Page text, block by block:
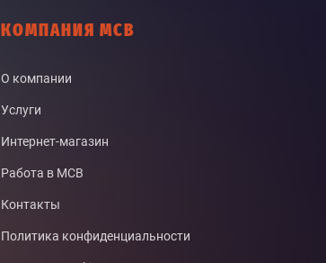
КОМПАНИЯ МСВ
О компании
Услуги
Интернет-магазин
Работа в МСВ
Контакты
Политика конфиденциальности